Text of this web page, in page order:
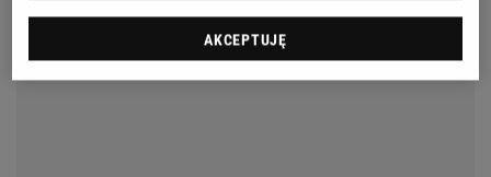
AKCEPTUJĘ